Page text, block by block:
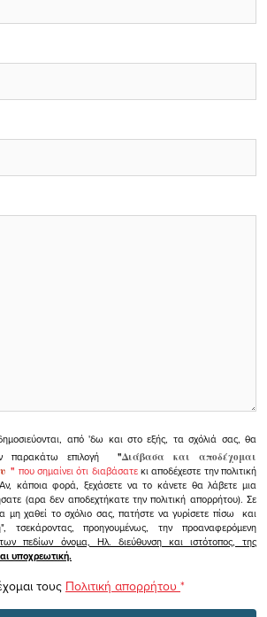
από 'δω και στο εξής, τα σχόλιά σας, θα
παρακάτω επιλογή
"Διάβασα και αποδέχομαι
" που σημαίνει ότι διαβάσατεκι αποδέχεστε την πολιτική
Αν, κάποια φορά, ξεχάσετε να το κάνετε θα λάβετε μια
(αρα δεν αποδεχτήκατε την πολιτική απορρήτου). Σε
μη χαθεί το σχόλιο σας, πατήστε να γυρίσετε πίσω και
τσεκάροντας, προηγουμένως, την προαναφερόμενη
πεδίων όνομα, Ηλ. διεύθυνση και ιστότοπος, της
υποχρεωτική.
τους Πολιτική απορρήτου *